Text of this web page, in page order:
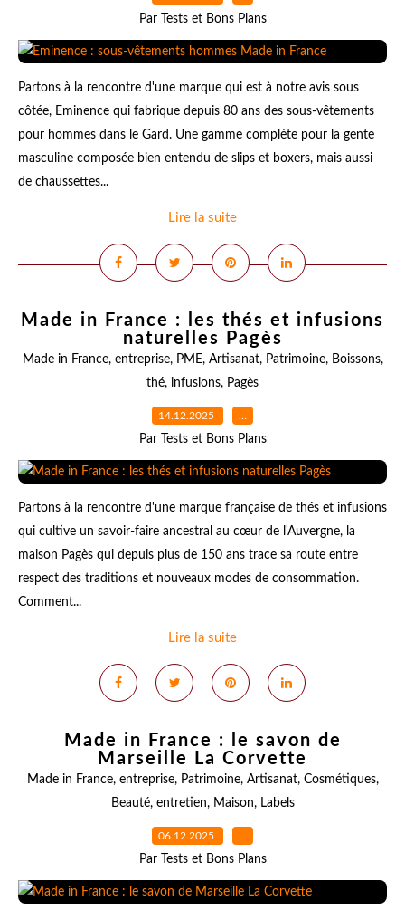
Par Tests et Bons Plans
Partons à la rencontre d'une marque qui est à notre avis sous
côtée, Eminence qui fabrique depuis 80 ans des sous-vêtements
pour hommes dans le Gard. Une gamme complète pour la gente
masculine composée bien entendu de slips et boxers, mais aussi
de chaussettes...
Lire la suite
Made in France : les thés et infusions
naturelles Pagès
Made in France, entreprise, PME, Artisanat, Patrimoine, Boissons,
thé, infusions, Pagès
14.12.2025 …
Par Tests et Bons Plans
Partons à la rencontre d'une marque française de thés et infusions
qui cultive un savoir-faire ancestral au cœur de l'Auvergne, la
maison Pagès qui depuis plus de 150 ans trace sa route entre
respect des traditions et nouveaux modes de consommation.
Comment...
Lire la suite
Made in France : le savon de
Marseille La Corvette
Made in France, entreprise, Patrimoine, Artisanat, Cosmétiques,
Beauté, entretien, Maison, Labels
06.12.2025 …
Par Tests et Bons Plans